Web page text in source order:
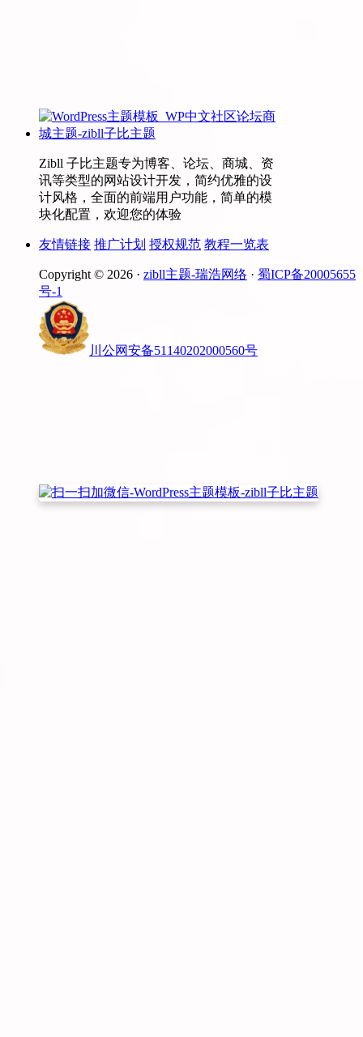
Zibll 子比主题专为博客、论坛、商城、资
讯等类型的网站设计开发，简约优雅的设
计风格，全面的前端用户功能，简单的模
块化配置，欢迎您的体验
友情链接 推广计划 授权规范 教程一览表
Copyright © 2026 · zibll主题-瑞浩网络 · 蜀ICP备20005655
号-1
川公网安备51140202000560号